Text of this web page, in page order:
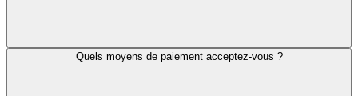
Quels moyens de paiement acceptez-vous ?